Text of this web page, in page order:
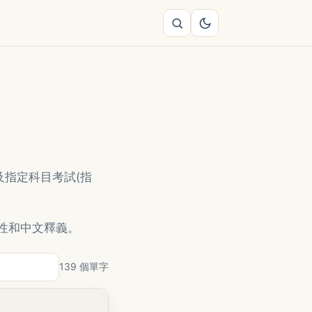
指定科目考試(指
中文釋義。
139 個單字